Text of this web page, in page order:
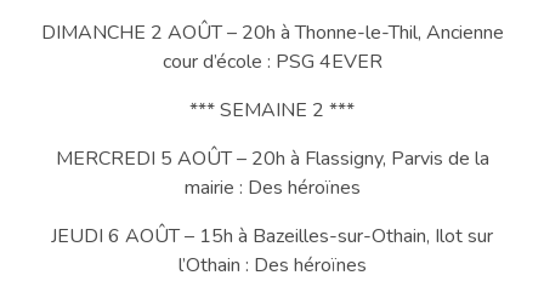
DIMANCHE 2 AOÛT – 20h à Thonne-le-Thil, Ancienne
cour d’école : PSG 4EVER
*** SEMAINE 2 ***
MERCREDI 5 AOÛT – 20h à Flassigny, Parvis de la
mairie : Des héroïnes
JEUDI 6 AOÛT – 15h à Bazeilles-sur-Othain, Ilot sur
l’Othain : Des héroïnes